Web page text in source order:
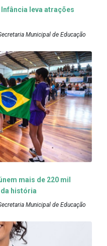
leva atrações
Municipal de Educação
mais de 220 mil
história
Municipal de Educação